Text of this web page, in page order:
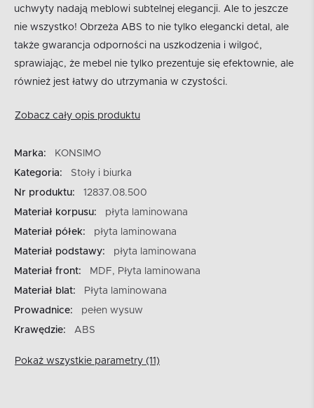
uchwyty nadają meblowi subtelnej elegancji. Ale to jeszcze
nie wszystko! Obrzeża ABS to nie tylko elegancki detal, ale
także gwarancja odporności na uszkodzenia i wilgoć,
sprawiając, że mebel nie tylko prezentuje się efektownie, ale
również jest łatwy do utrzymania w czystości.
Zobacz cały opis produktu
Marka:
KONSIMO
Kategoria:
Stoły i biurka
Nr produktu:
12837.08.500
Materiał korpusu:
płyta laminowana
Materiał półek:
płyta laminowana
Materiał podstawy:
płyta laminowana
Materiał front:
MDF, Płyta laminowana
Materiał blat:
Płyta laminowana
Prowadnice:
pełen wysuw
Krawędzie:
ABS
Pokaż wszystkie parametry (11)